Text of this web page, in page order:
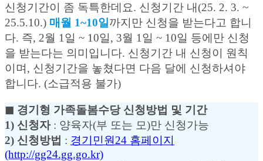
신청기간이 좀 독특한데요. 신청기간 내(25. 2. 3. ~
25.5.10.) 매월 1~10일 까지만 신청을 받는다고 합니
다. 즉, 2월 1일 ~ 10일, 3월 1일 ~ 10일 등에만 신청
을 받는다는 의미입니다. 신청기간 내 신청이 원칙
이며, 신청기간을 놓쳤다면 다음 달에 신청하셔야
합니다. (소급적용 불가)
◼︎ 경기형 가족돌봄수당 신청방법 및 기간
1) 신청자: 양육자(부 또는 모)만 신청가능
2) 신청방법 : 경기민원24 홈페이지
(http://gg24.gg.go.kr)